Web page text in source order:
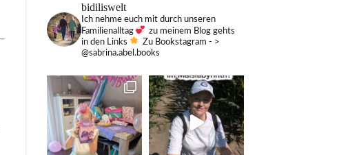
bidiliswelt
Ich nehme euch mit durch unseren
Familienalltag
zu meinem Blog gehts
in den Links
Zu Bookstagram - >
@sabrina.abel.books